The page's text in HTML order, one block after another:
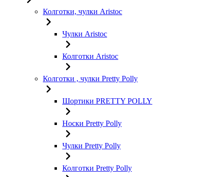
Колготки, чулки Aristoc
Чулки Aristoc
Колготки Aristoc
Колготки , чулки Pretty Polly
Шортики PRETTY POLLY
Носки Pretty Polly
Чулки Pretty Polly
Колготки Pretty Polly